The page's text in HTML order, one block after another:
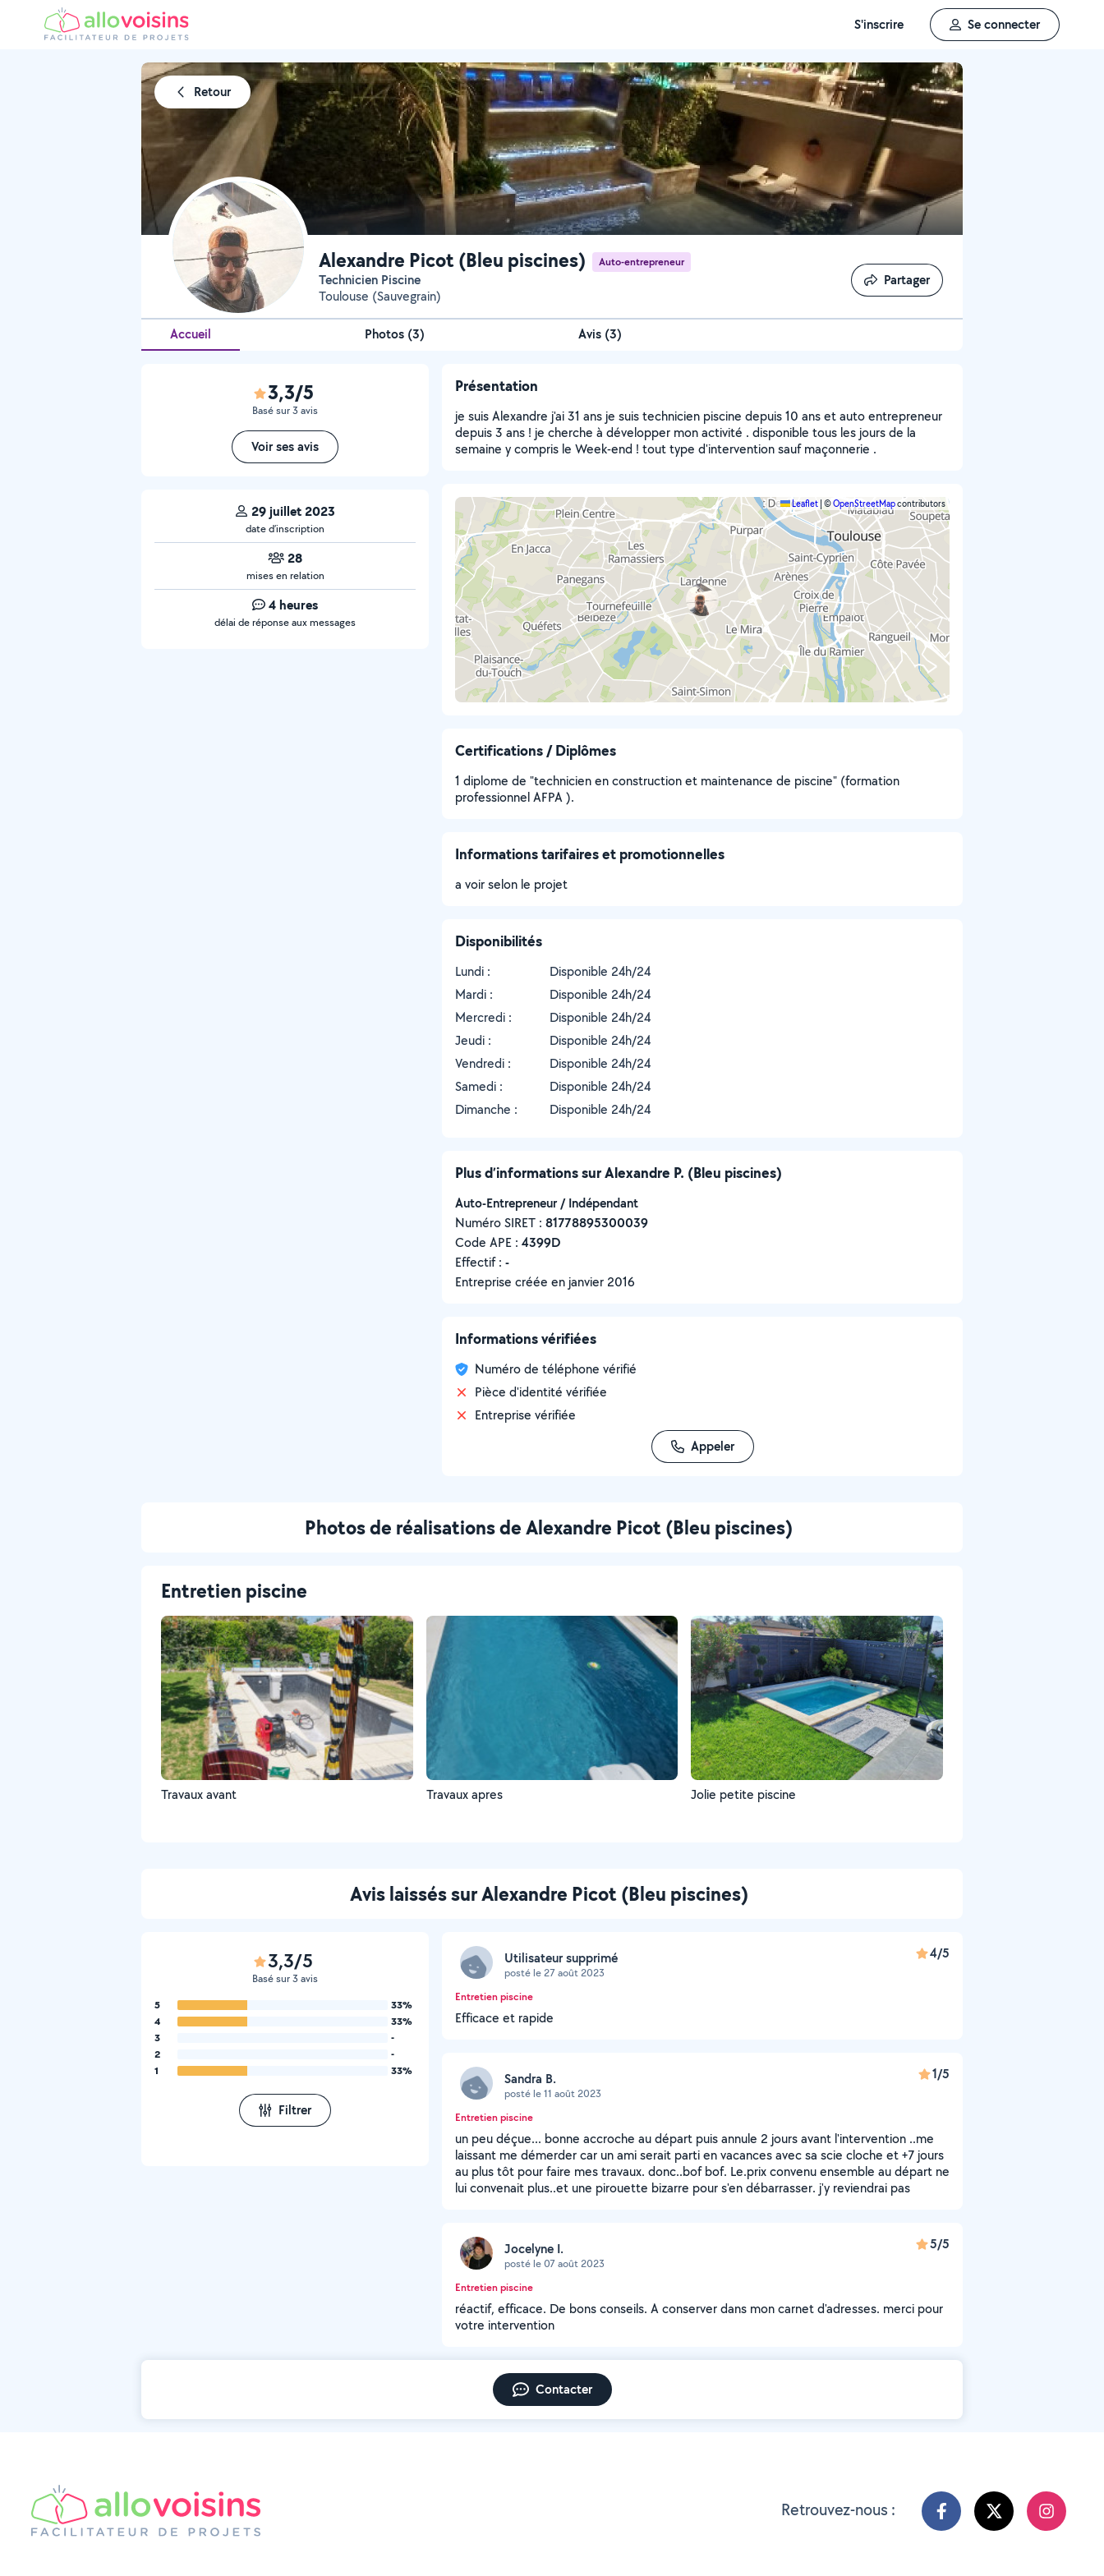
S'inscrire Se connecter
Retour
Alexandre Picot (Bleu piscines) Auto-entrepreneur
Technicien Piscine
Toulouse (Sauvegrain)
Partager
Partager
Accueil Photos (3) Avis (3)
3,3/5
Basé sur 3 avis
Voir ses avis
29 juillet 2023
date d’inscription
28
mises en relation
4 heures
délai de réponse aux messages
Présentation
je suis Alexandre j'ai 31 ans je suis technicien piscine depuis 10 ans et auto entrepreneur
depuis 3 ans ! je cherche à développer mon activité . disponible tous les jours de la
semaine y compris le Week-end ! tout type d'intervention sauf maçonnerie .
Leaflet ©OpenStreetMapcontributors
Certifications / Diplômes
1 diplome de "technicien en construction et maintenance de piscine" (formation
professionnel AFPA ).
Informations tarifaires et promotionnelles
a voir selon le projet
Disponibilités
Lundi :
Disponible 24h/24
Mardi :
Disponible 24h/24
Mercredi :
Disponible 24h/24
Jeudi :
Disponible 24h/24
Vendredi :
Disponible 24h/24
Samedi :
Disponible 24h/24
Dimanche :
Disponible 24h/24
Plus d’informations sur Alexandre P. (Bleu piscines)
Auto-Entrepreneur / Indépendant
Numéro SIRET : ‍81778895300039
Code APE : 4399D
Effectif : -
Entreprise créée en janvier 2016
Informations vérifiées
Numéro de téléphone vérifié
Pièce d'identité vérifiée
Entreprise vérifiée
Appeler
Photos de réalisations de Alexandre Picot (Bleu piscines)
Entretien piscine
Travaux avant Travaux apres Jolie petite piscine
Avis laissés sur Alexandre Picot (Bleu piscines)
3,3/5
Basé sur 3 avis
5
33%
4
33%
3
-
2
-
1
33%
Filtrer
Utilisateur supprimé
posté le 27 août 2023
4/5
Entretien piscine
Efficace et rapide
Sandra B.
posté le 11 août 2023
1/5
Entretien piscine
un peu déçue... bonne accroche au départ puis annule 2 jours avant l'intervention ..me
laissant me démerder car un ami serait parti en vacances avec sa scie cloche et +7 jours
au plus tôt pour faire mes travaux. donc..bof bof. Le.prix convenu ensemble au départ ne
lui convenait plus..et une pirouette bizarre pour s'en débarrasser. j'y reviendrai pas
Jocelyne I.
posté le 07 août 2023
5/5
Entretien piscine
réactif, efficace. De bons conseils. A conserver dans mon carnet d'adresses. merci pour
votre intervention
Contacter
Retrouvez-nous :